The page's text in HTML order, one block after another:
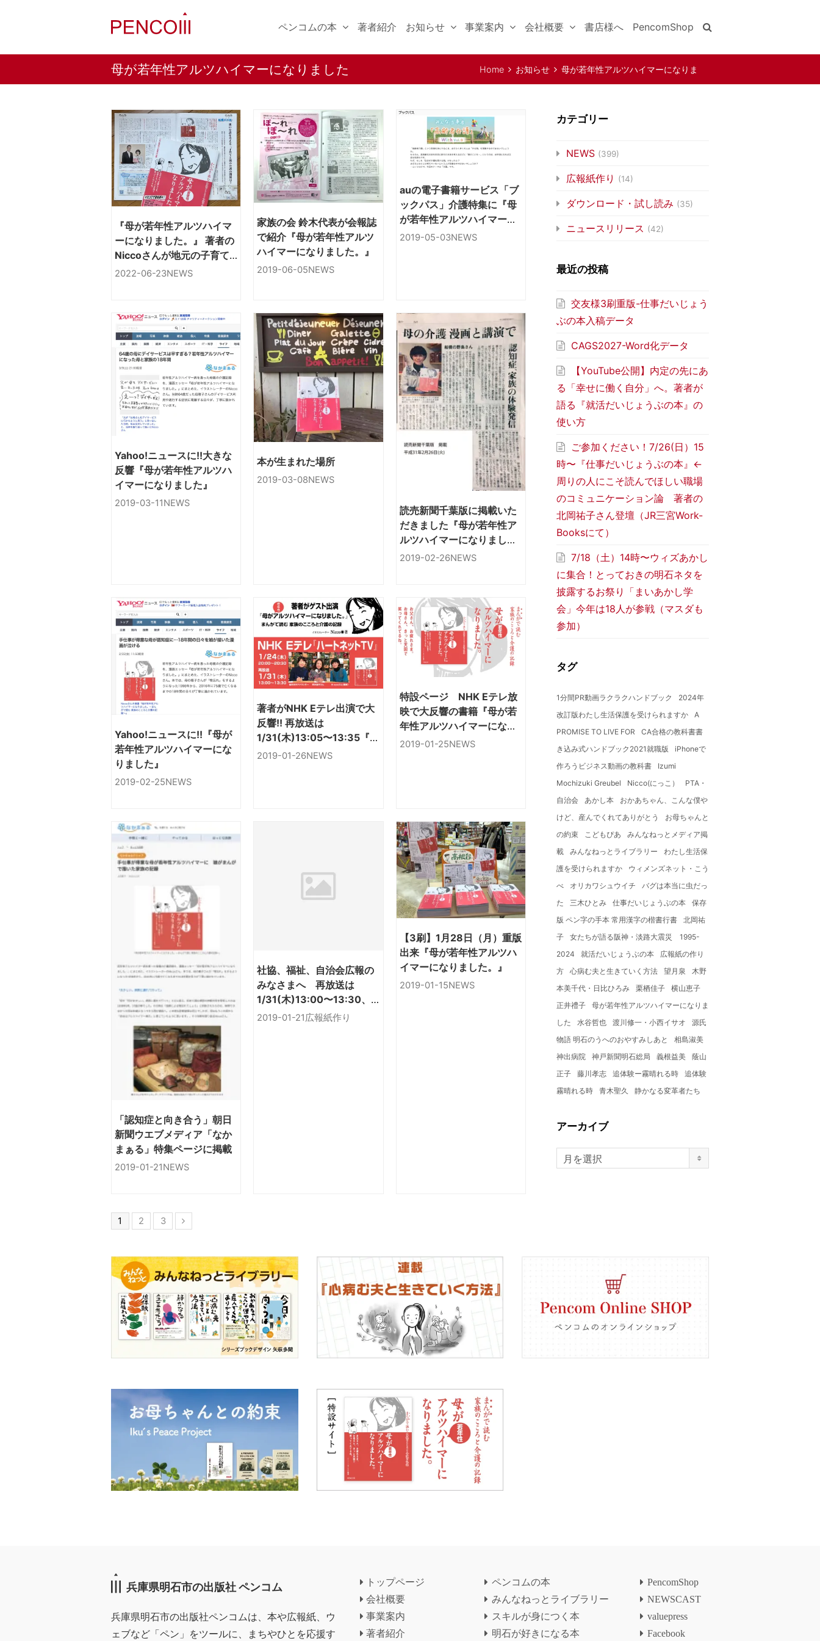
ペンコムの本 著者紹介 お知らせ 事業案内 会社概要 書店様へ PencomShop
母が若年性アルツハイマーになりました Home お知らせ
母が若年性アルツハイマーになりま
『母が若年性アルツハイマ
ーになりました。』 著者の
Niccoさんが地元の子育て
誌にて対談
2022-06-23NEWS
家族の会 鈴木代表が会報誌
で紹介『母が若年性アルツ
ハイマーになりました。』
2019-06-05NEWS
auの電子書籍サービス「ブ
ックパス」介護特集に『母
が若年性アルツハイマーに
なりました。』掲載
2019-05-03NEWS
Yahoo!ニュースに!!大きな
反響『母が若年性アルツハ
イマーになりました』
2019-03-11NEWS
本が生まれた場所
2019-03-08NEWS
読売新聞千葉版に掲載いた
だきました『母が若年性ア
ルツハイマーになりまし
た。』
2019-02-26NEWS
Yahoo!ニュースに!!『母が
若年性アルツハイマーにな
りました』
2019-02-25NEWS
著者がNHK Eテレ出演で大
反響!! 再放送は
1/31(木)13:05〜13:35『母
が若年性アルツハイマーに
2019-01-26NEWS
特設ページ NHK Eテレ放
映で大反響の書籍『母が若
年性アルツハイマーになり
ました。』
2019-01-25NEWS
「認知症と向き合う」朝日
新聞ウエブメディア「なか
まぁる」特集ページに掲載
2019-01-21NEWS
社協、福祉、自治会広報の
みなさまへ 再放送は
1/31(木)13:00〜13:30、
NHK EテレハートネットTV
2019-01-21広報紙作り
【3刷】1月28日（月）重版
出来『母が若年性アルツハ
イマーになりました。』
2019-01-15NEWS
1 2 3
カテゴリー
NEWS (399)
広報紙作り (14)
ダウンロード・試し読み (35)
ニュースリリース (42)
最近の投稿
交友様3刷重版-仕事だいじょう
ぶの本入稿データ
CAGS2027-Word化データ
【YouTube公開】内定の先にあ
る「幸せに働く自分」へ。著者が
語る『就活だいじょうぶの本』の
使い方
ご参加ください！7/26(日）15
時〜『仕事だいじょうぶの本』←
周りの人にこそ読んでほしい職場
のコミュニケーション論 著者の
北岡祐子さん登壇（JR三宮Work-
Booksにて）
7/18（土）14時〜ウィズあかし
に集合！とっておきの明石ネタを
披露するお祭り「まいあかし学
会」今年は18人が参戦（マスダも
参加）
タグ
1分間PR動画ラクラクハンドブック
2024年
改訂版わたし生活保護を受けられますか
A
PROMISE TO LIVE FOR
CA合格の教科書書
き込み式ハンドブック2021就職版
iPhoneで
作ろうビジネス動画の教科書
Izumi
Mochizuki Greubel
Nicco(にっこ）
PTA・
自治会
あかし本
おかあちゃん、こんな僕や
けど、産んでくれてありがとう
お母ちゃんと
の約束
こどもぴあ
みんなねっとメディア掲
載
みんなねっとライブラリー
わたし生活保
護を受けられますか
ウィメンズネット・こう
べ
オリカワシュウイチ
バグは本当に虫だっ
た
三木ひとみ 仕事だいじょうぶの本
保存
版 ペン字の手本 常用漢字の楷書行書
北岡祐
子
女たちが語る阪神・淡路大震災 1995-
2024
就活だいじょうぶの本
広報紙の作り
方
心病む夫と生きていく方法 望月泉
木野
本美千代・日比ひろみ
栗栖佳子
横山恵子
正井禮子
母が若年性アルツハイマーになりま
した
水谷哲也 渡川修一・小西イサオ
源氏
物語 明石のうへのおやすみしあと
相島淑美
神出病院
神戸新聞明石総局 義根益美
蔭山
正子
藤川孝志 追体験ー霧晴れる時
追体験
霧晴れる時
青木聖久 静かなる変革者たち
アーカイブ
月を選択
兵庫県明石市の出版社 ペンコム
兵庫県明石市の出版社ペンコムは、本や広報紙、ウ
ェブなど「ペン」をツールに、まちやひとを応援す
トップページ
会社概要
事業案内
著者紹介
ペンコムの本
みんなねっとライブラリー
スキルが身につく本
明石が好きになる本
PencomShop
NEWSCAST
valuepress
Facebook